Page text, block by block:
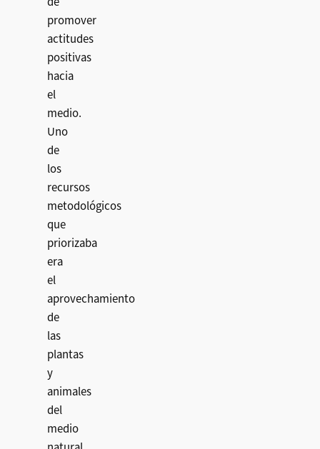
promover
actitudes
positivas
hacia
el
medio.
Uno
de
los
recursos
metodológicos
que
priorizaba
era
el
aprovechamiento
de
las
plantas
y
animales
del
medio